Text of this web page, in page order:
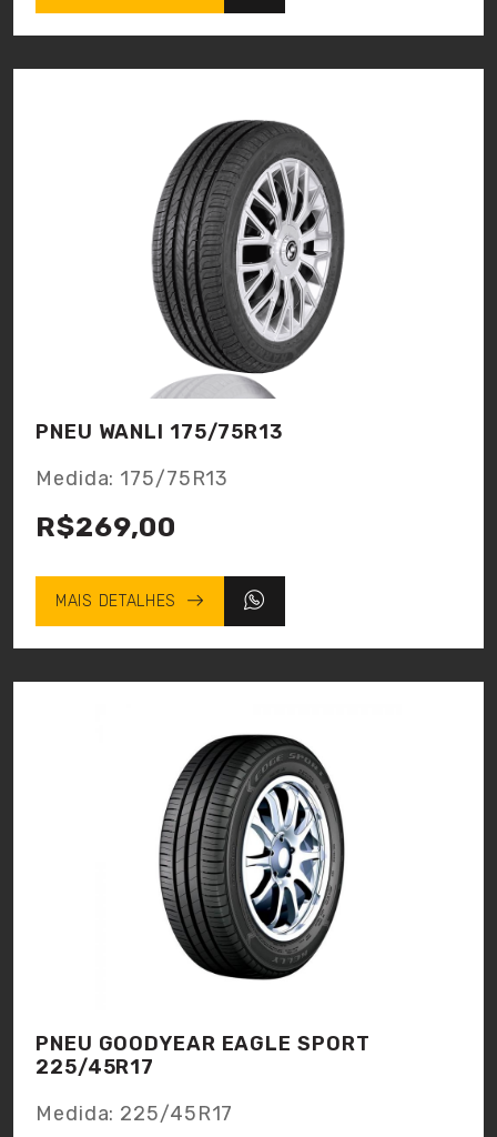
PNEU WANLI 175/75R13
Medida: 175/75R13
R$269,00
MAIS DETALHES
PNEU GOODYEAR EAGLE SPORT
225/45R17
Medida: 225/45R17